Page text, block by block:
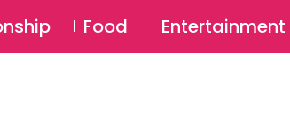
Food Entertainment